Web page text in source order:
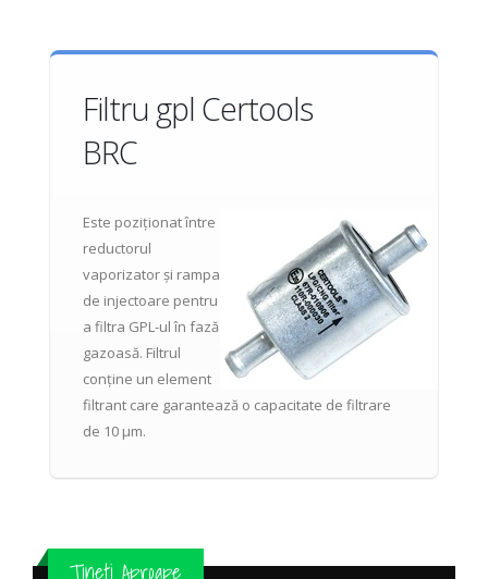
Filtru gpl Certools
BRC
Este poziționat între
reductorul
vaporizator și rampa
de injectoare pentru
a filtra GPL-ul în fază
gazoasă. Filtrul
conține un element
filtrant care garantează o capacitate de filtrare
de 10 μm.
Tineti Aproape